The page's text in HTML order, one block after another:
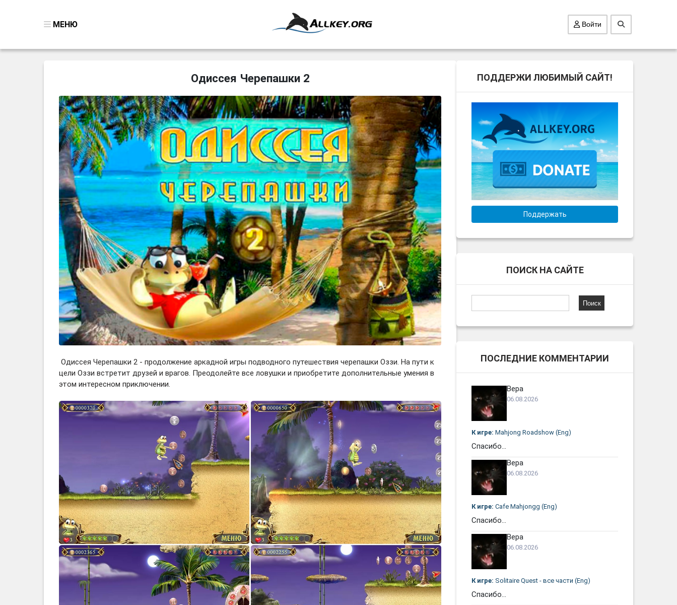
МЕНЮ
ГОЛОВОЛОМКИ
БИЗНЕС
ТРИ-В-РЯД
СТРАТЕГИИ
СТРЕЛЯЛКИ
КВЕСТ
КАК СКАЧАТЬ
НОВОСТИ
Войти
Одиссея Черепашки 2
Одиссея Черепашки 2 - продолжение аркадной игры подводного путешествия черепашки Оззи. На пути к
цели Оззи встретит друзей и врагов. Преодолейте все ловушки и приобретите дополнительные умения в
этом интересном приключении.
ПОДДЕРЖИ ЛЮБИМЫЙ САЙТ!
Поддержать
ПОИСК НА САЙТЕ
ПОСЛЕДНИЕ КОММЕНТАРИИ
Вера
06.08.2026
К игре: Mahjong Roadshow (Eng)
Спасибо...
Вера
06.08.2026
К игре: Cafe Mahjongg (Eng)
Спасибо...
Вера
06.08.2026
К игре: Solitaire Quest - все части (Eng)
Спасибо...